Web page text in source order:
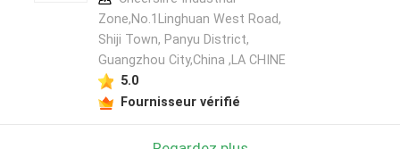
Zone,No.1Linghuan West Road,
Shiji Town, Panyu District,
Guangzhou City,China ,LA CHINE
5.0
Fournisseur vérifié